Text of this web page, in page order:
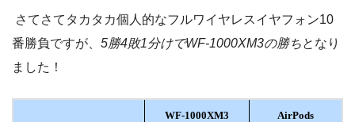
さてさてタカタカ個人的なフルワイヤレスイヤフォン10
番勝負ですが、 5勝4敗1分けでWF-1000XM3の勝ちとなり
ました！
WF-1000XM3 AirPods